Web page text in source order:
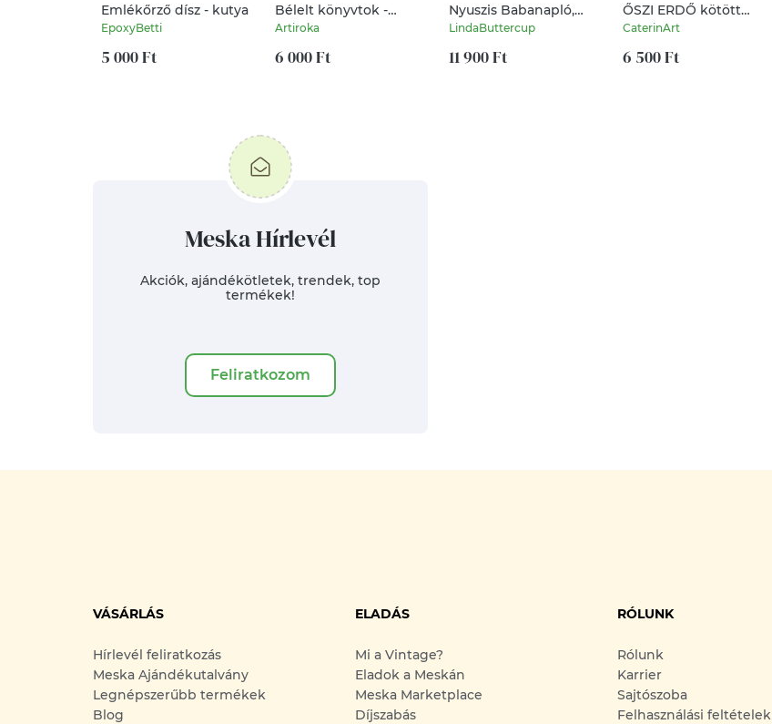
Emlékőrző dísz - kutya
EpoxyBetti
5 000 Ft
Bélelt könyvtok -
prémium pamutból,
hullámok tengerén
mintával - Artiroka
Artiroka
6 000 Ft
Nyuszis Babanapló,
baba könyv,
megérkeztem, babváró
ajándék, nyuszi
LindaButtercup
11 900 Ft
ŐSZI ERDŐ kötött
lábszármelegítő
CaterinArt
6 500 Ft
Meska Hírlevél
Akciók, ajándékötletek, trendek, top
termékek!
Feliratkozom
VÁSÁRLÁS
Hírlevél feliratkozás
Meska Ajándékutalvány
Legnépszerűbb termékek
Blog
ELADÁS
Mi a Vintage?
Eladok a Meskán
Meska Marketplace
Díjszabás
RÓLUNK
Rólunk
Karrier
Sajtószoba
Felhasználási feltételek